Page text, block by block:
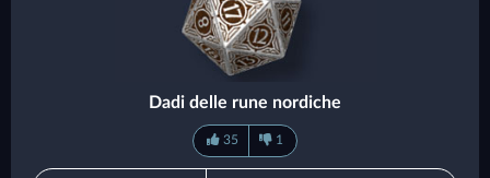
Dadi delle rune nordiche
35 1